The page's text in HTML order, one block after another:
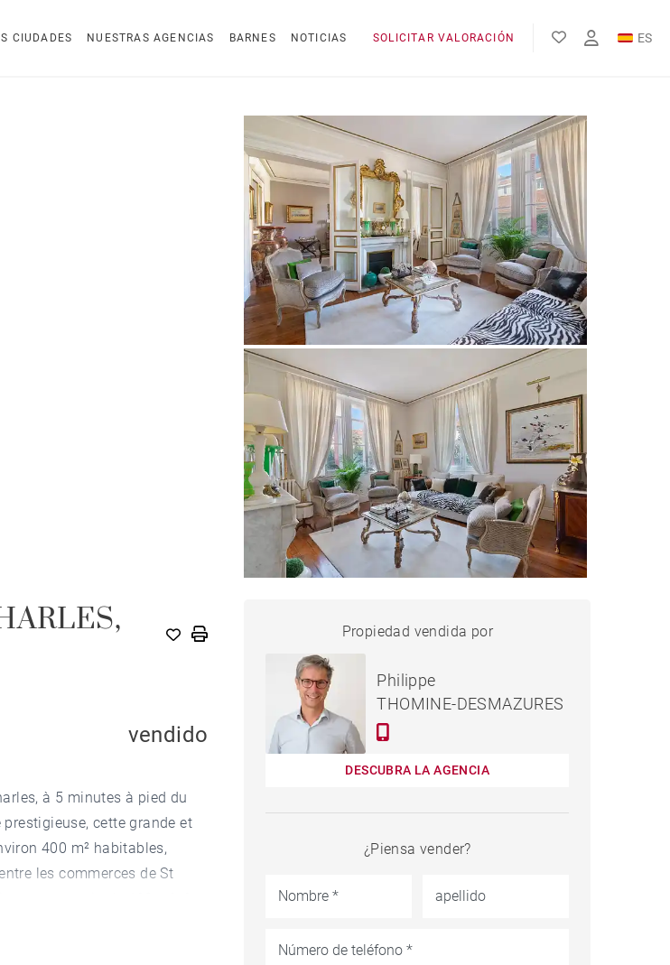
CIUDADES NUESTRAS AGENCIAS BARNES NOTICIAS SOLICITAR VALORACIÓN ES
EN
vendido
à 5 minutes à pied du
cette grande et
400 m² habitables,
les commerces de St
CASA BIARRITZ - 400 M²
Propiedad vendida por
Philippe
THOMINE-DESMAZURES
DESCUBRA LA AGENCIA
¿Piensa vender?